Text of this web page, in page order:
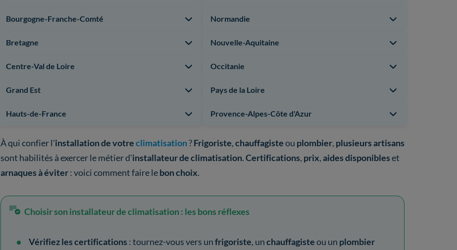
Bourgogne-Franche-Comté
Bretagne
Centre-Val de Loire
Grand Est
Hauts-de-France
Normandie
Nouvelle-Aquitaine
Occitanie
Pays de la Loire
Provence-Alpes-Côte d'Azur
À qui confier l'installation de votreclimatisation?Frigoriste,chauffagisteou plombier, plusieurs artisans
sont habilités à exercer le métier d'installateur de climatisation.Certifications, prix,aides disponibleset
arnaques à éviter: voici comment faire lebon choix.
Choisir son installateur de climatisation : les bons réflexes
Vérifiez les certifications :tournez-vous vers unfrigoriste, unchauffagisteou un plombier